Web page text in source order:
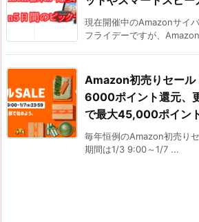
現在開催中のAmazonサイ
フライデーですが、
Amazon初売りセール
6000ポイント還元、
で最大45,000ポイン
毎年恒例のAmazon初売り
期間は1/3 9:00～1/7 ...